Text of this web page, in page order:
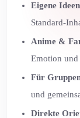
Eigene
Standard-
Anime &
Emotion und
Für
und
Direkte